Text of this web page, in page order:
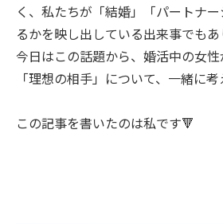
く、私たちが「結婚」「パートナ
るかを映し出している出来事でもあ
今日はこの話題から、婚活中の女
「理想の相手」について、一緒に考
この記事を書いたのは私です🔻